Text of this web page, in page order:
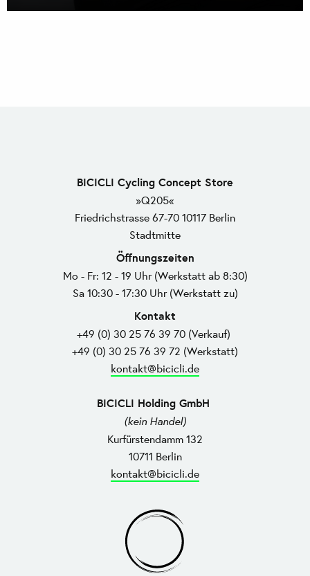
BICICLI Cycling Concept Store
»Q205«
Friedrichstrasse 67-70 10117 Berlin
Stadtmitte
Öffnungszeiten
Mo - Fr: 12 - 19 Uhr (Werkstatt ab 8:30)
Sa 10:30 - 17:30 Uhr (Werkstatt zu)
Kontakt
+49 (0) 30 25 76 39 70 (Verkauf)
+49 (0) 30 25 76 39 72 (Werkstatt)
kontakt@bicicli.de
BICICLI Holding GmbH
(kein Handel)
Kurfürstendamm 132
10711 Berlin
kontakt@bicicli.de